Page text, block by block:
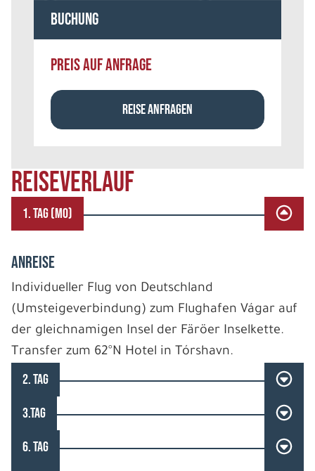
REISEVERLAUF
1. TAG (MO)
ANREISE
Individueller Flug von Deutschland
(Umsteigeverbindung) zum Flughafen Vágar auf
der gleichnamigen Insel der Färöer Inselkette.
Transfer zum 62°N Hotel in Tórshavn.
2. TAG
3.TAG
6. TAG
Buchung
PREIS AUF ANFRAGE
REISE ANFRAGEN